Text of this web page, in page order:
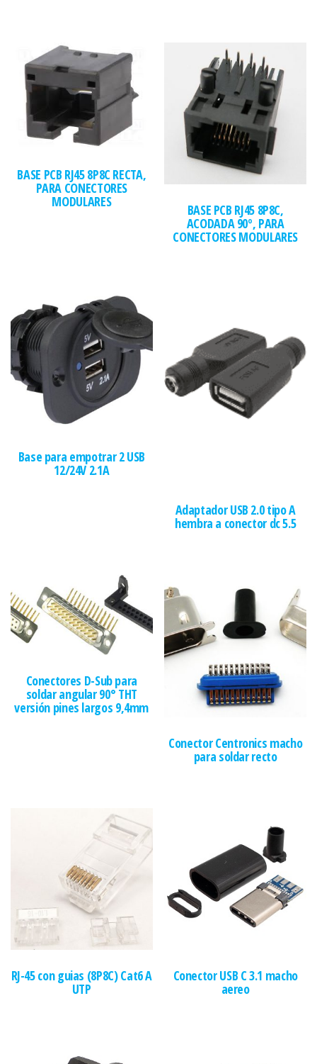
BASE PCB RJ45 8P8C RECTA,
PARA CONECTORES
MODULARES
BASE PCB RJ45 8P8C,
ACODADA 90º, PARA
CONECTORES MODULARES
Base para empotrar 2 USB
12/24V 2.1A
Adaptador USB 2.0 tipo A
hembra a conector dc 5.5
Conectores D-Sub para
soldar angular 90° THT
versión pines largos 9,4mm
Conector Centronics macho
para soldar recto
RJ-45 con guias (8P8C) Cat6 A
UTP
Conector USB C 3.1 macho
aereo